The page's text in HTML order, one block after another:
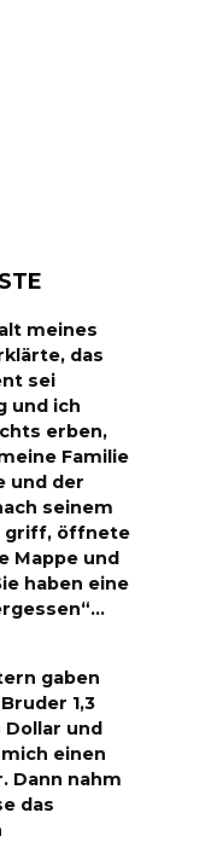
meines
das
sei
und ich
erben,
Familie
und der
seinem
griff, öffnete
Mappe und
haben eine
gaben
1,3
Dollar und
einen
Dann nahm
das